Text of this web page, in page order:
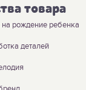
товара
на рождение ребенка
деталей